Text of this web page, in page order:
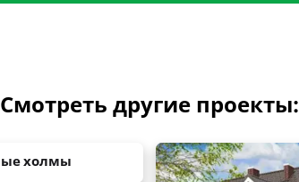
Смотреть другие проекты: